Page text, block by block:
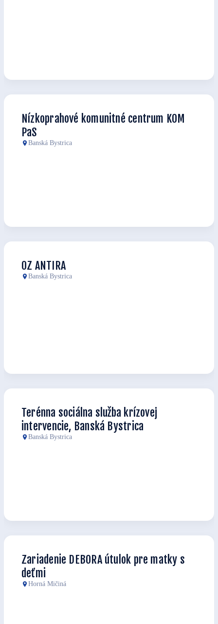
Nízkoprahové komunitné centrum KOM
PaS
Banská Bystrica
OZ ANTIRA
Banská Bystrica
Terénna sociálna služba krízovej
intervencie, Banská Bystrica
Banská Bystrica
Zariadenie DEBORA útulok pre matky s
deťmi
Horná Mičiná